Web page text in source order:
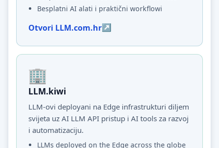
Besplatni AI alati i praktični workflowi
Otvori LLM.com.hr
LLM.kiwi
LLM-ovi deployani na Edge infrastrukturi diljem
svijeta uz AI LLM API pristup i AI tools za razvoj
i automatizaciju.
LLMs deployed on the Edge across the globe